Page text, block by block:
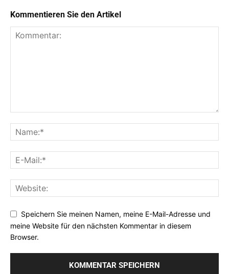
Kommentieren Sie den Artikel
Speichern Sie meinen Namen, meine E-Mail-Adresse und
meine Website für den nächsten Kommentar in diesem
Browser.